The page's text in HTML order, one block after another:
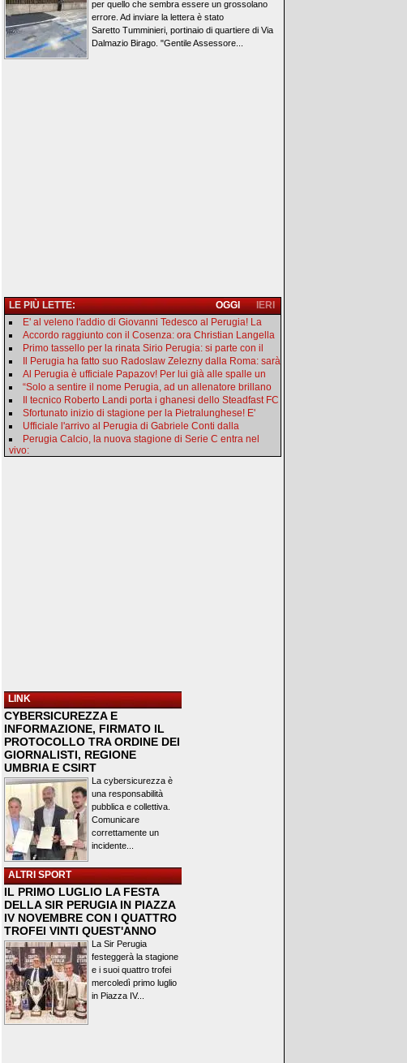
per quello che sembra essere un grossolano
errore. Ad inviare la lettera è stato
Saretto Tumminieri, portinaio di quartiere di Via
Dalmazio Birago. "Gentile Assessore...
LE PIÙ LETTE: IERI
OGGI
E' al veleno l'addio di Giovanni Tedesco al Perugia! La
Accordo raggiunto con il Cosenza: ora Christian Langella
Primo tassello per la rinata Sirio Perugia: si parte con il
Il Perugia ha fatto suo Radoslaw Zelezny dalla Roma: sarà
Al Perugia è ufficiale Papazov! Per lui già alle spalle un
“Solo a sentire il nome Perugia, ad un allenatore brillano
Il tecnico Roberto Landi porta i ghanesi dello Steadfast FC
Sfortunato inizio di stagione per la Pietralunghese! E'
Ufficiale l'arrivo al Perugia di Gabriele Conti dalla
Perugia Calcio, la nuova stagione di Serie C entra nel
vivo:
LINK
CYBERSICUREZZA E
INFORMAZIONE, FIRMATO IL
PROTOCOLLO TRA ORDINE DEI
GIORNALISTI, REGIONE
UMBRIA E CSIRT
La cybersicurezza è
una responsabilità
pubblica e collettiva.
Comunicare
correttamente un
incidente...
ALTRI SPORT
IL PRIMO LUGLIO LA FESTA
DELLA SIR PERUGIA IN PIAZZA
IV NOVEMBRE CON I QUATTRO
TROFEI VINTI QUEST'ANNO
La Sir Perugia
festeggerà la stagione
e i suoi quattro trofei
mercoledì primo luglio
in Piazza IV...